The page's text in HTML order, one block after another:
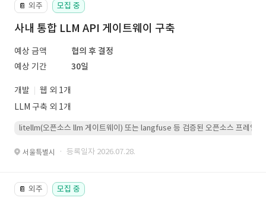
📔 외주 모집 중
사내 통합 LLM API 게이트웨이 구축
예상 금액
협의 후 결정
예상 기간
30일
개발
웹 외 1개
LLM 구축 외 1개
litellm(오픈소스 llm 게이트웨이) 또는 langfuse 등 검증된 오픈소스 프레임워
서울특별시 · 등록일자 2026.07.28.
📔 외주 모집 중